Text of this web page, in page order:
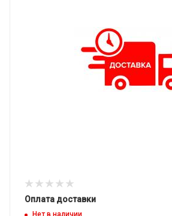
Оплата доставки
Нет в наличии